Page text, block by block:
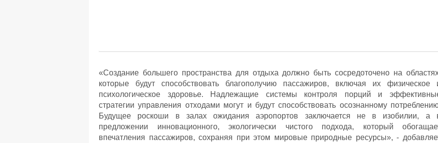
«Создание большего пространства для отдыха должно быть сосредоточено на
которые будут способствовать благополучию пассажиров, включая их физическое
психологическое здоровье. Надлежащие системы контроля порций и
стратегии управления отходами могут и будут способствовать осознанному
Будущее роскоши в залах ожидания аэропортов заключается не в изобилии, а
предложении инновационного, экологически чистого подхода, который
впечатления пассажиров, сохраняя при этом мировые природные ресурсы», -